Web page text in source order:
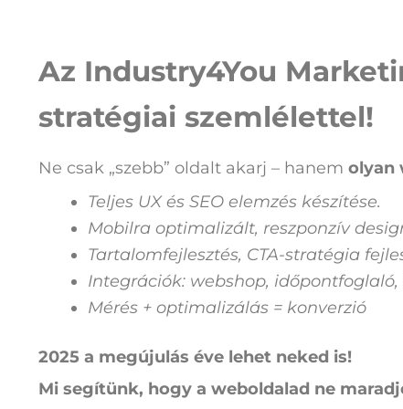
Az Industry4You
stratégiai szemlélettel!
Ne csak „szebb” oldalt akarj – hanem olyan
Teljes UX és SEO elemzés készítése.
Mobilra optimalizált, reszponzív
Tartalomfejlesztés, CTA-stratégia
Integrációk: webshop, időpontfoglaló,
Mérés + optimalizálás = konverzió
2025 a megújulás éve lehet neked is!
Mi segítünk, hogy a weboldalad ne